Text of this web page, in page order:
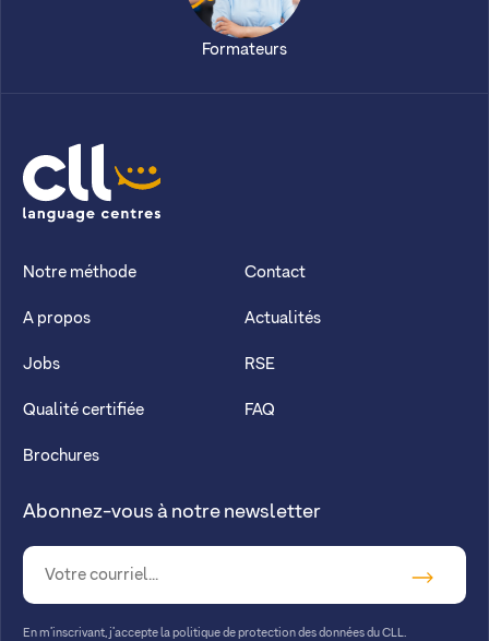
Formateurs
CLL
Notre méthode
A propos
Jobs
Qualité certifiée
Brochures
Contact
Actualités
RSE
FAQ
Abonnez-vous à notre newsletter
En m’inscrivant, j’accepte la politique de protection des données du CLL.